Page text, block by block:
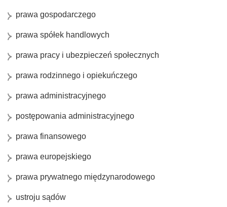
prawa gospodarczego
prawa spółek handlowych
prawa pracy i ubezpieczeń społecznych
prawa rodzinnego i opiekuńczego
prawa administracyjnego
postępowania administracyjnego
prawa finansowego
prawa europejskiego
prawa prywatnego międzynarodowego
ustroju sądów